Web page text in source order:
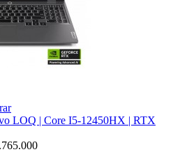
LOQ | Core I5-12450HX | RTX